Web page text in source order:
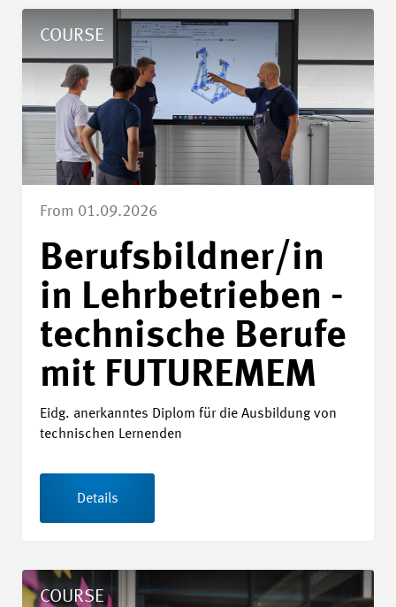
COURSE
From 01.09.2026
Berufsbildner/in
in Lehrbetrieben -
technische Berufe
mit FUTUREMEM
Eidg. anerkanntes Diplom für die Ausbildung von
technischen Lernenden
Details
Details Berufsbildner/in in Lehrbetrieben - technische Berufe
COURSE
Details Zielorientierte Gesprächsführung